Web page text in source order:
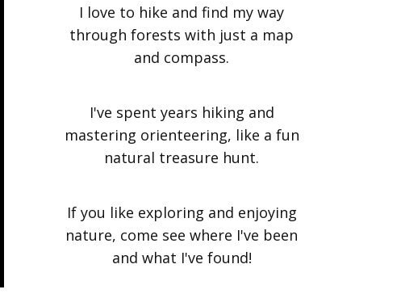
I love to hike and find my way
through forests with just a map
and compass.
I've spent years hiking and
mastering orienteering, like a fun
natural treasure hunt.
If you like exploring and enjoying
nature, come see where I've been
and what I've found!